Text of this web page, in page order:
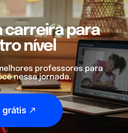
carreira para
nível
professores para
nessa jornada.
grátis